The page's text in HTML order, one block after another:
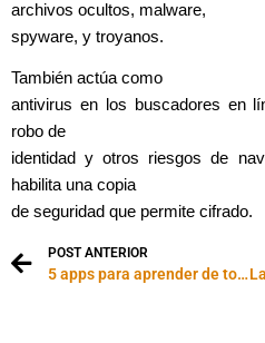
archivos ocultos, malware,
spyware, y troyanos.
También actúa como
antivirus en los buscadores en
robo de
identidad y otros riesgos de
habilita una copia
de seguridad que permite cifrado.
POST ANTERIOR
5 apps para aprender de todo desde tu casa